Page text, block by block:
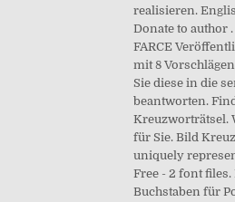
realisieren.
Donate to author
FARCE
mit 8
Sie diese in die
beantworten.
Kreuzworträtsel.
für Sie. Bild
uniquely
Free - 2 font
Buchstaben für